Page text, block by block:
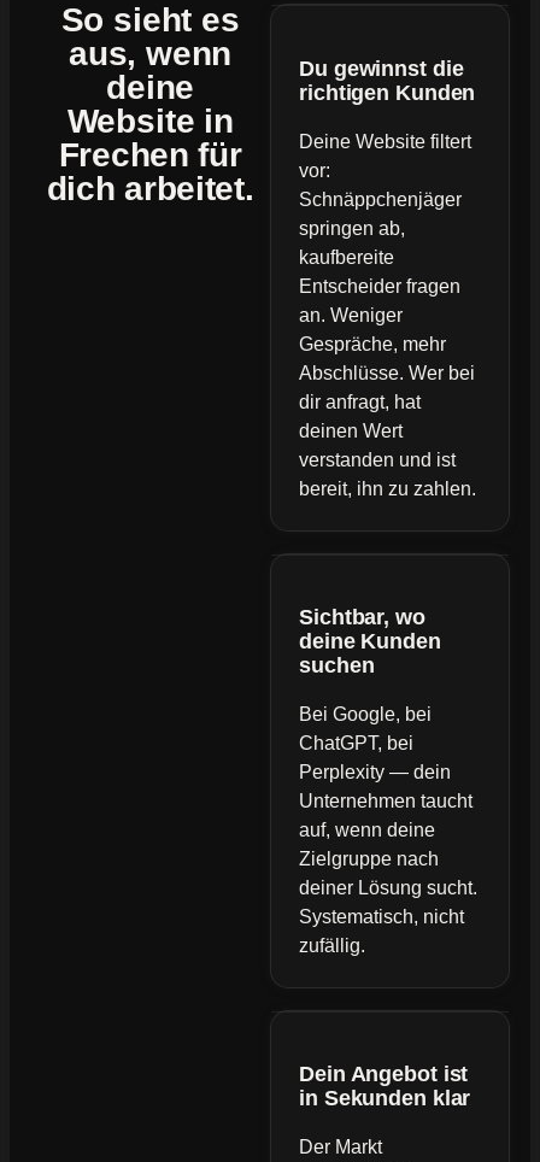
So sieht es
aus, wenn
deine
Website in
Frechen für
dich arbeitet.
Du gewinnst die
richtigen Kunden
Deine Website filtert
vor:
Schnäppchenjäger
springen ab,
kaufbereite
Entscheider fragen
an. Weniger
Gespräche, mehr
Abschlüsse. Wer bei
dir anfragt, hat
deinen Wert
verstanden und ist
bereit, ihn zu zahlen.
Sichtbar, wo
deine Kunden
suchen
Bei Google, bei
ChatGPT, bei
Perplexity — dein
Unternehmen taucht
auf, wenn deine
Zielgruppe nach
deiner Lösung sucht.
Systematisch, nicht
zufällig.
Dein Angebot ist
in Sekunden klar
Der Markt